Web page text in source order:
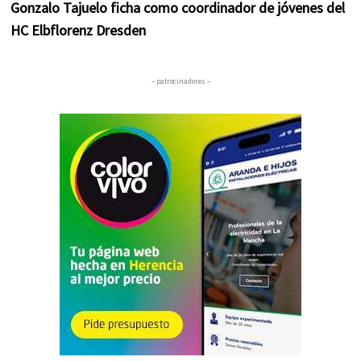
Gonzalo Tajuelo ficha como coordinador de jóvenes del
HC Elbflorenz Dresden
– patrocinadores –